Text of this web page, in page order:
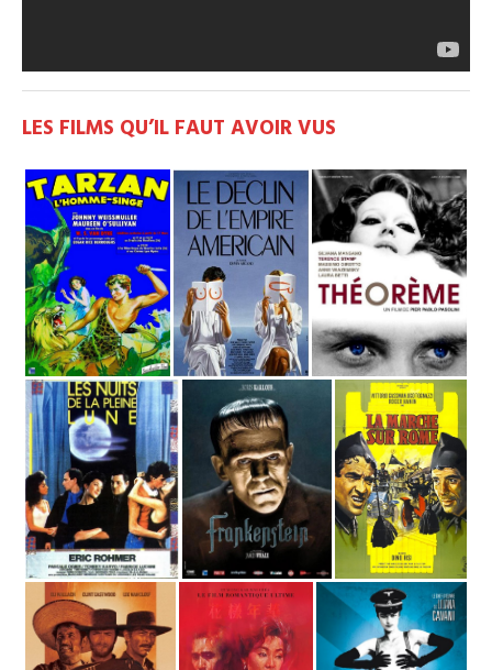
LES FILMS QU’IL FAUT AVOIR VUS